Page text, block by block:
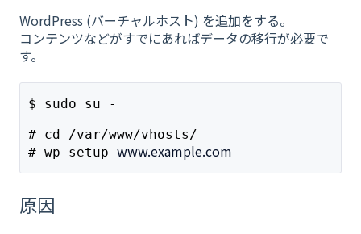
WordPress (バーチャルホスト) を追加をする。
コンテンツなどがすでにあればデータの移行が必要で
す。
$ sudo su -
# cd /var/www/vhosts/
# wp-setup www.example.com
原因